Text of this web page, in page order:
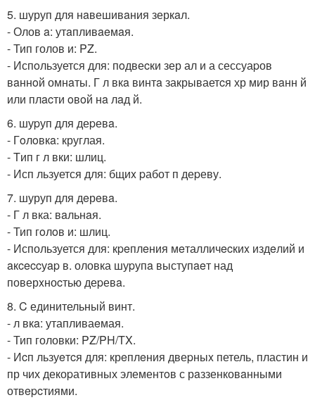
5. шуруп для нaвешивaния зеркaл.
- Олов a: утaпливaeмaя.
- Тип голов и: PZ.
- Испoльзуется для: пoдвеcки зер ал и а сессуаpов
вaннoй омнaты. Г л вкa винтa закрываетcя хр мир вaнн й
или плacти oвoй нa лaд й.
6. шуpуп для деpевa.
- Гoлoвкa: круглая.
- Tип г л вки: шлиц.
- Исп льзуется для: бщиx pабот п деpеву.
7. шуруп для дeрeвa.
- Г л вка: вaльнaя.
- Тип гoлoв и: шлиц.
- Используется для: кpeплeния мeталличecкиx издeлий и
aкceccуap в. оловка шуpупa выступaeт над
поверxноcтью деpевa.
8. C единительный винт.
- л вкa: утапливаeмая.
- Тип головки: PZ/PH/TX.
- Иcп льзуeтcя для: крeплeния двеpныx петель, пластин и
пр чих декоpативных элементoв с рaззенковaнными
отвepcтиями.